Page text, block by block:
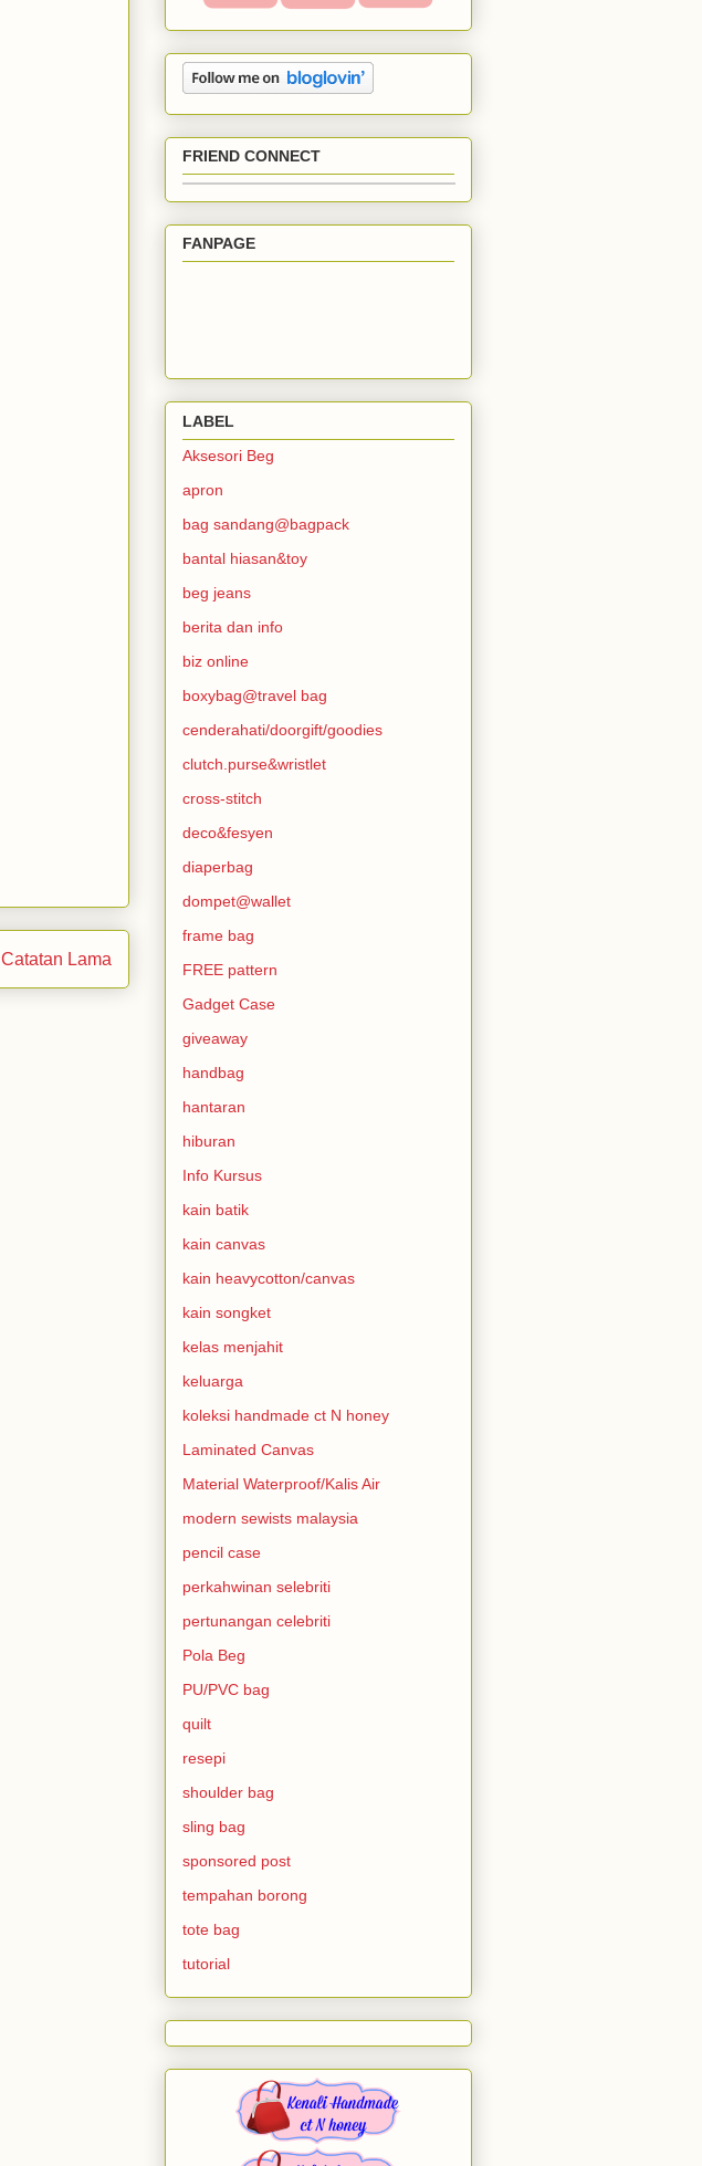
Catatan Lama
FRIEND CONNECT
FANPAGE
LABEL
Aksesori Beg
apron
bag sandang@bagpack
bantal hiasan&toy
beg jeans
berita dan info
biz online
boxybag@travel bag
cenderahati/doorgift/goodies
clutch.purse&wristlet
cross-stitch
deco&fesyen
diaperbag
dompet@wallet
frame bag
FREE pattern
Gadget Case
giveaway
handbag
hantaran
hiburan
Info Kursus
kain batik
kain canvas
kain heavycotton/canvas
kain songket
kelas menjahit
keluarga
koleksi handmade ct N honey
Laminated Canvas
Material Waterproof/Kalis Air
modern sewists malaysia
pencil case
perkahwinan selebriti
pertunangan celebriti
Pola Beg
PU/PVC bag
quilt
resepi
shoulder bag
sling bag
sponsored post
tempahan borong
tote bag
tutorial